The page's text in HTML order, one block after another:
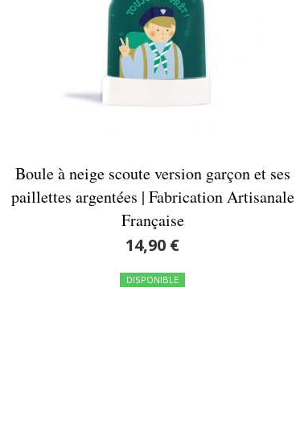
Boule à neige scoute version garçon et ses
paillettes argentées | Fabrication Artisanale
Française
14,90 €
DISPONIBLE